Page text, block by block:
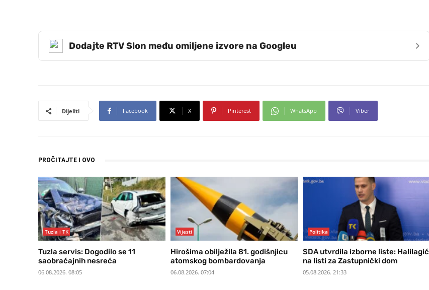
Dodajte RTV Slon među omiljene izvore na Googleu ›
Dijeliti Facebook X Pinterest WhatsApp Viber
PROČITAJTE I OVO
Tuzla i TK
Tuzla servis: Dogodilo se 11
saobraćajnih nesreća
06.08.2026. 08:05
Vijesti
Hirošima obilježila 81. godišnjicu
atomskog bombardovanja
06.08.2026. 07:04
Politika
SDA utvrdila izborne liste: Halilagić
na listi za Zastupnički dom
05.08.2026. 21:33